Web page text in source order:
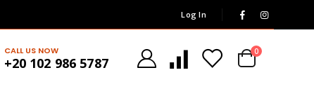
Log In
CALL US NOW
+20 102 986 5787
0